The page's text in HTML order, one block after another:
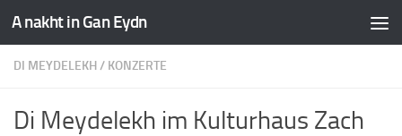
A nakht in Gan Eydn
DI MEYDELEKH/ KONZERTE
Di Meydelekh im Kulturhaus Zach